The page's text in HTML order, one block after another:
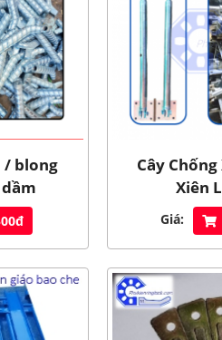
/ blong
Cây
Xiên
Giá: